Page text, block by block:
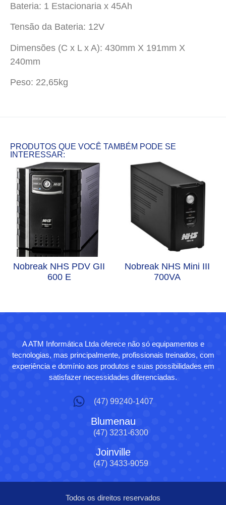
Bateria: 1 Estacionaria x 45Ah
Tensão da Bateria: 12V
Dimensões (C x L x A): 430mm X 191mm X
240mm
Peso: 22,65kg
PRODUTOS QUE VOCÊ TAMBÉM PODE SE
INTERESSAR:
Nobreak NHS PDV GII
600 E
Nobreak NHS Mini III
700VA
A ATM Informática Ltda oferece não só equipamentos e
tecnologias, mas principalmente, profissionais treinados, com
experiência e domínio aos produtos e suas possibilidades em
satisfazer necessidades diferenciadas.
(47) 99240-1407
Blumenau
(47) 3231-6300
Joinville
(47) 3433-9059
Todos os direitos reservados